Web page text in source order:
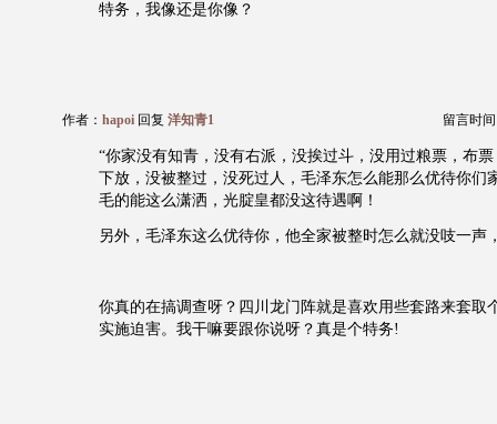
特务，我像还是你像？
作者： hapoi 回复 洋知青1 留言时间
“你家没有知青，没有右派，没挨过斗，没用过粮票，布
下放，没被整过，没死过人，毛泽东怎么能那么优待你们
毛的能这么潇洒，光腚皇都没这待遇啊！
另外，毛泽东这么优待你，他全家被整时怎么就没吱一声
你真的在搞调查呀？四川龙门阵就是喜欢用些套路来套取
实施迫害。我干嘛要跟你说呀？真是个特务!